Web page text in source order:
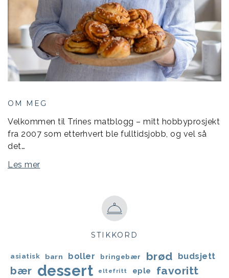
OM MEG
Velkommen til Trines matblogg – mitt hobbyprosjekt
fra 2007 som etterhvert ble fulltidsjobb, og vel så
det…
Les mer
STIKKORD
asiatisk barn boller bringebær brød budsjett
bær dessert eltefritt eple favoritt